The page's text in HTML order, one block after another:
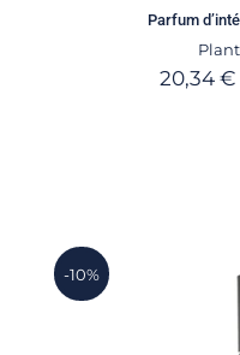
Parfum
20,34€
-10%